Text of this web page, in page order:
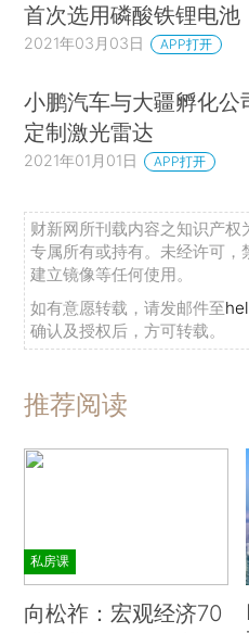
首次选用磷酸铁锂电池
2021年03月03日 APP打开
小鹏汽车与大疆孵化公
定制激光雷达
2021年01月01日 APP打开
财新网所刊载内容之知识产权
专属所有或持有。未经许可，
建立镜像等任何使用。
如有意愿转载，请发邮件至
确认及授权后，方可转载。
推荐阅读
私房课
向松祚：宏观经济70